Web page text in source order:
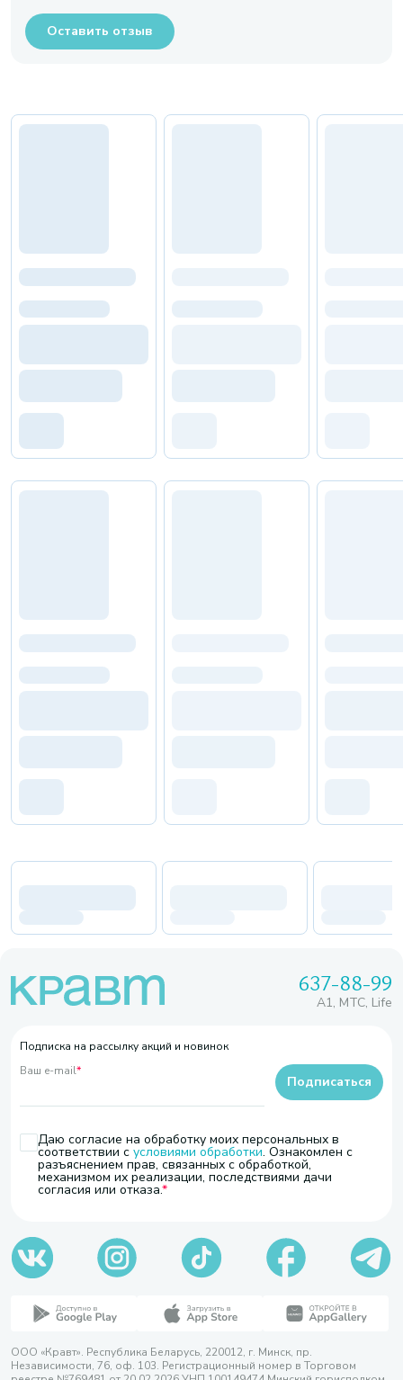
Оставить отзыв
637-88-99
A1, МТС, Life
Подписка на рассылку акций и новинок
Ваш e-mail*
Даю согласие на обработку моих персональных в
соответствии с условиями обработки. Ознакомлен с
разъяснением прав, связанных с обработкой,
механизмом их реализации, последствиями дачи
согласия или отказа.
Подписаться
ООО «Кравт». Республика Беларусь, 220012, г. Минск, пр.
Независимости, 76, оф. 103. Регистрационный номер в Торговом